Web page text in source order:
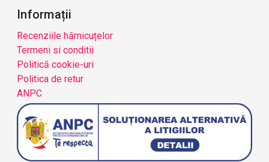
Informații
Recenziile hărnicuțelor
Termeni si conditii
Politică cookie-uri
Politica de retur
ANPC